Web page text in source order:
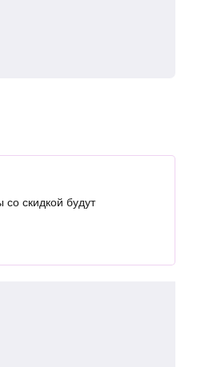
скидкой будут